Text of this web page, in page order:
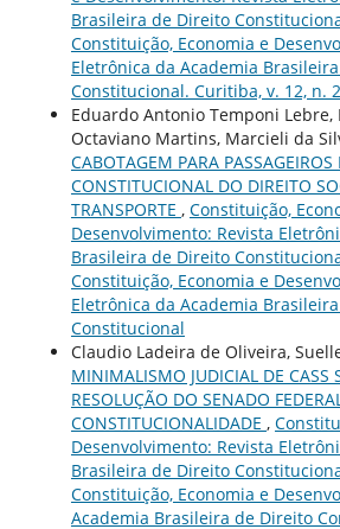
Brasileira de Direito
Constituição, Economia e
Eletrônica da Academia
Constitucional. Curitiba, v. 12, n.
Eduardo Antonio Temponi Lebre,
Octaviano Martins, Marcieli da
CABOTAGEM PARA PASSAGEIROS
CONSTITUCIONAL DO DIREITO
TRANSPORTE , Constituição,
Desenvolvimento: Revista
Brasileira de Direito
Constituição, Economia e
Eletrônica da Academia
Constitucional
Claudio Ladeira de Oliveira,
MINIMALISMO JUDICIAL DE CASS
RESOLUÇÃO DO SENADO
CONSTITUCIONALIDADE ,
Desenvolvimento: Revista
Brasileira de Direito
Constituição, Economia e
Academia Brasileira de Direito